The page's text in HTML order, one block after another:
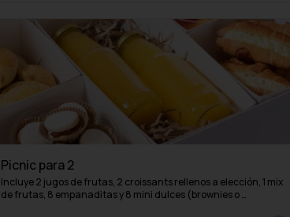
Picnic para 2
Incluye 2 jugos de frutas, 2 croissants rellenos a elección, 1 mix
de frutas, 8 empanaditas y 8 mini dulces (brownies o